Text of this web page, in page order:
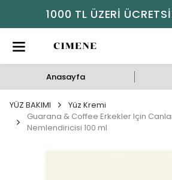
1000 TL ÜZERI
Anasayfa
YÜZ BAKIMI
Yüz Kremi
Guarana & Coffee Erkekler Için
Nemlendiricisi 100 ml